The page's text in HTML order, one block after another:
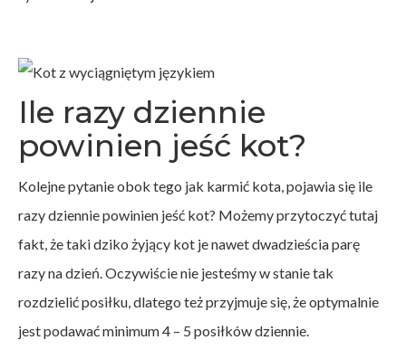
Ile razy dziennie
powinien jeść kot?
Kolejne pytanie obok tego jak karmić kota, pojawia się ile
razy dziennie powinien jeść kot? Możemy przytoczyć tutaj
fakt, że taki dziko żyjący kot je nawet dwadzieścia parę
razy na dzień. Oczywiście nie jesteśmy w stanie tak
rozdzielić posiłku, dlatego też przyjmuje się, że optymalnie
jest podawać minimum 4 – 5 posiłków dziennie.